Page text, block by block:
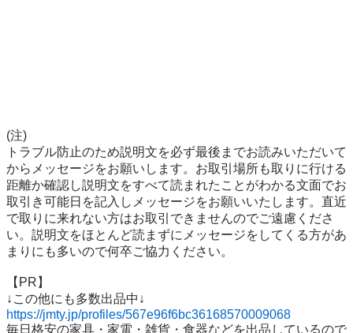
(注)
トラブル防止のため説明文を必ず最後までお読みいただいて
からメッセージをお願いします。お取引場所も取りに行ける
距離か確認し説明文をすべて読まれたことがわかる文面でお
取引き可能日を記入しメッセージをお願いいたします。直近
で取りに来れない方はお取引できませんのでご遠慮くださ
い。説明文をほとんど読まずにメッセージをしてくる方があ
まりにも多いので何卒ご協力ください。
【PR】
https://jmty.jp/profiles/567e96f6bc36168570009068
毎日格安の家具・家電・雑貨・食器などを出品しているので